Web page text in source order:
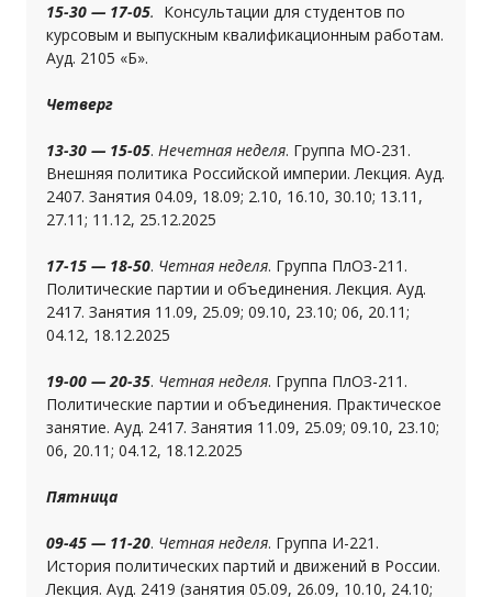
15-30 — 17-05. Консультации для студентов по
курсовым и выпускным квалификационным работам.
Ауд. 2105 «Б».
Четверг
13-30 — 15-05. Нечетная неделя. Группа МО-231.
Внешняя политика Российской империи. Лекция. Ауд.
2407. Занятия 04.09, 18.09; 2.10, 16.10, 30.10; 13.11,
27.11; 11.12, 25.12.2025
17-15 — 18-50. Четная неделя. Группа ПлОЗ-211.
Политические партии и объединения. Лекция. Ауд.
2417. Занятия 11.09, 25.09; 09.10, 23.10; 06, 20.11;
04.12, 18.12.2025
19-00 — 20-35. Четная неделя. Группа ПлОЗ-211.
Политические партии и объединения. Практическое
занятие. Ауд. 2417. Занятия 11.09, 25.09; 09.10, 23.10;
06, 20.11; 04.12, 18.12.2025
Пятница
09-45 — 11-20. Четная неделя. Группа И-221.
История политических партий и движений в России.
Лекция. Ауд. 2419 (занятия 05.09, 26.09, 10.10, 24.10;